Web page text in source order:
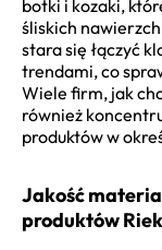
botki i kozaki,
śliskich
stara się łączyć
trendami, co
Wiele firm, jak
również
produktów w
Jakość
produktów